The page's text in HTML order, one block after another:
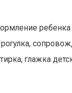
ребенка
глажка